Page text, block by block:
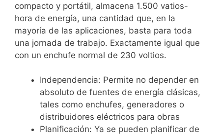
compacto y portátil, almacena 1.500 vatios-
hora de energía, una cantidad que, en la
mayoría de las aplicaciones, basta para toda
una jornada de trabajo. Exactamente igual que
con un enchufe normal de 230 voltios.
Independencia: Permite no depender en
absoluto de fuentes de energía clásicas,
tales como enchufes, generadores o
distribuidores eléctricos para obras
Planificación: Ya se pueden planificar de